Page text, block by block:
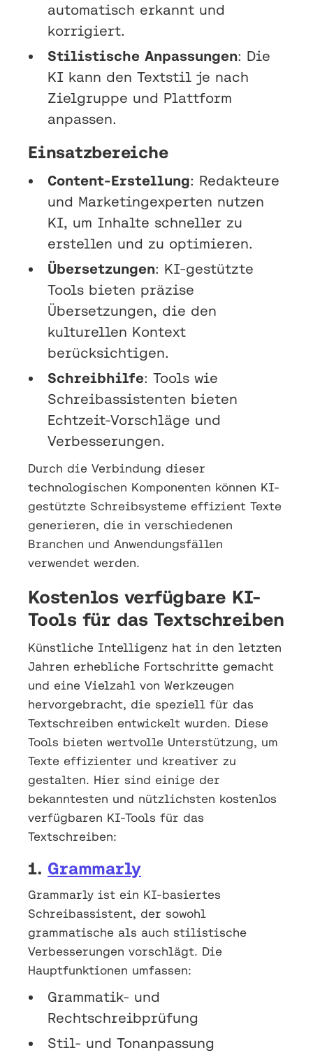
automatisch erkannt und
korrigiert.
Stilistische Anpassungen: Die
KI kann den Textstil je nach
Zielgruppe und Plattform
anpassen.
Einsatzbereiche
Content-Erstellung: Redakteure
und Marketingexperten nutzen
KI, um Inhalte schneller zu
erstellen und zu optimieren.
Übersetzungen: KI-gestützte
Tools bieten präzise
Übersetzungen, die den
kulturellen Kontext
berücksichtigen.
Schreibhilfe: Tools wie
Schreibassistenten bieten
Echtzeit-Vorschläge und
Verbesserungen.
Durch die Verbindung dieser
technologischen Komponenten können KI-
gestützte Schreibsysteme effizient Texte
generieren, die in verschiedenen
Branchen und Anwendungsfällen
verwendet werden.
Kostenlos verfügbare KI-
Tools für das Textschreiben
Künstliche Intelligenz hat in den letzten
Jahren erhebliche Fortschritte gemacht
und eine Vielzahl von Werkzeugen
hervorgebracht, die speziell für das
Textschreiben entwickelt wurden. Diese
Tools bieten wertvolle Unterstützung, um
Texte effizienter und kreativer zu
gestalten. Hier sind einige der
bekanntesten und nützlichsten kostenlos
verfügbaren KI-Tools für das
Textschreiben:
1. Grammarly
Grammarly ist ein KI-basiertes
Schreibassistent, der sowohl
grammatische als auch stilistische
Verbesserungen vorschlägt. Die
Hauptfunktionen umfassen:
Grammatik- und
Rechtschreibprüfung
Stil- und Tonanpassung